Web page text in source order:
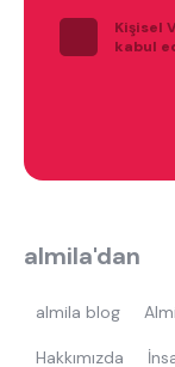
Kişisel
kabul
almila'dan
almila blog
Hakkımızda